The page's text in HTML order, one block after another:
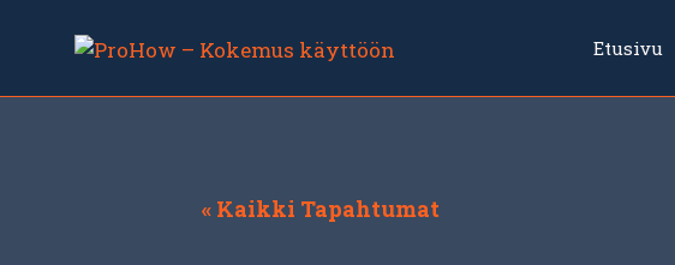
sisältöön
Etusivu
« Kaikki Tapahtumat